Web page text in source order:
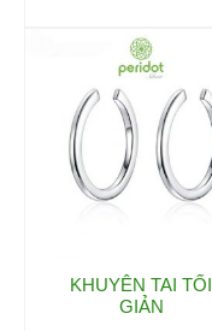
KHUYÊN TAI TỐI
GIẢN